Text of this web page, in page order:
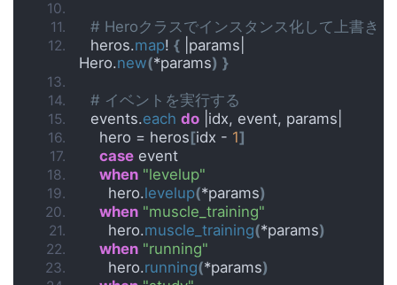
# Heroクラスでインスタンス化して上書き
  heros.
map! { |params|
Hero.new(*params) }
# イベントを実行する
  events.
each do |idx, event, params|
    hero = heros
[idx - 1]
case event
when "levelup"
      hero.
levelup(*params)
when "muscle_training"
      hero.
muscle_training(*params)
when "running"
      hero.
running(*params)